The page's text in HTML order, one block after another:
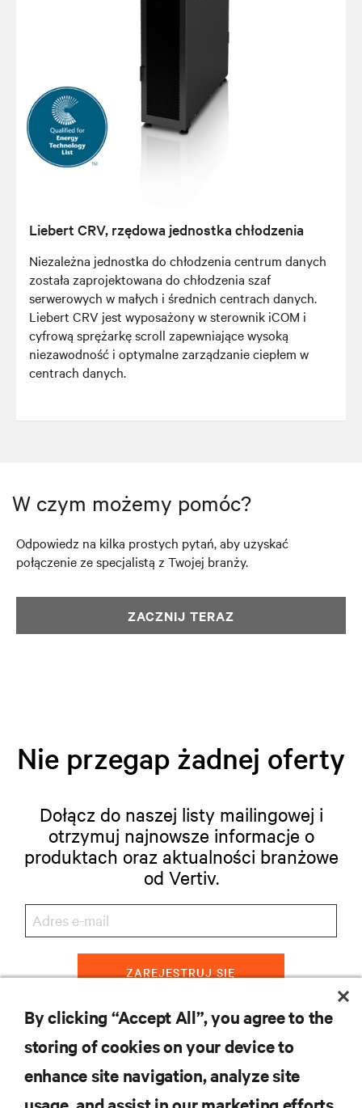
Liebert CRV, rzędowa jednostka chłodzenia
Niezależna jednostka do chłodzenia centrum danych
została zaprojektowana do chłodzenia szaf
serwerowych w małych i średnich centrach danych.
Liebert CRV jest wyposażony w sterownik iCOM i
cyfrową sprężarkę scroll zapewniające wysoką
niezawodność i optymalne zarządzanie ciepłem w
centrach danych.
W czym możemy pomóc?
Odpowiedz na kilka prostych pytań, aby uzyskać
połączenie ze specjalistą z Twojej branży.
ZACZNIJ TERAZ
Nie przegap żadnej oferty
Dołącz do naszej listy mailingowej i
otrzymuj najnowsze informacje o
produktach oraz aktualności branżowe
od Vertiv.
ZAREJESTRUJ SIĘ
By clicking “Accept All”, you agree to the
storing of cookies on your device to
enhance site navigation, analyze site